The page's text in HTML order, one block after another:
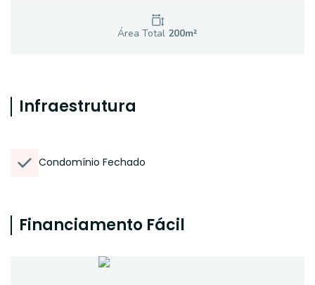
Área Total 200m²
Infraestrutura
Condomínio Fechado
Financiamento Fácil